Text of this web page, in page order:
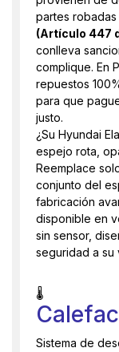
partes
(Artículo 447
conlleva
complique. En
repuestos
para que
justo.
¿Su Hyundai
espejo rota,
Reemplace
conjunto del
fabricación
disponible en
sin sensor,
seguridad a su
🌡️
Sistema de